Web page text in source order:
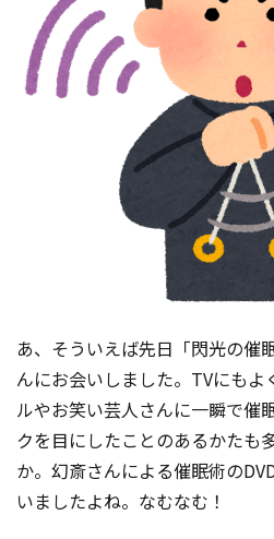
あ、そういえば先日「閃光の催
んにお会いしました。TVにもよ
ルやお笑い芸人さんに一瞬で催
クを目にしたことのあるかたも
か。幻斎さんによる催眠術の
いましたよね。なむなむ！